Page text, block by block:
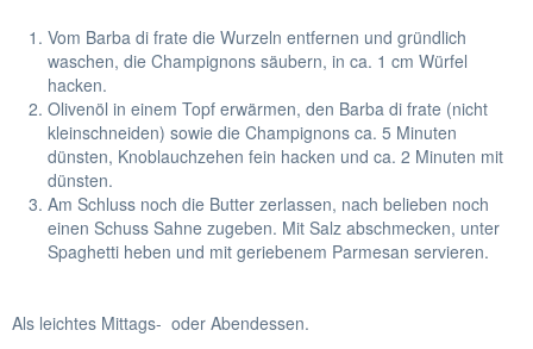
Vom Barba di frate die Wurzeln entfernen und gründlich
waschen, die Champignons säubern, in ca. 1 cm Würfel
hacken.
Olivenöl in einem Topf erwärmen, den Barba di frate (nicht
kleinschneiden) sowie die Champignons ca. 5 Minuten
dünsten, Knoblauchzehen fein hacken und ca. 2 Minuten mit
dünsten.
Am Schluss noch die Butter zerlassen, nach belieben noch
einen Schuss Sahne zugeben. Mit Salz abschmecken, unter
Spaghetti heben und mit geriebenem Parmesan servieren.
Als leichtes Mittags- oder Abendessen.